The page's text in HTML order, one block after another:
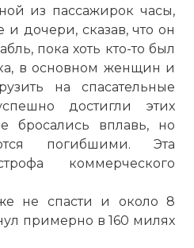
из пассажирок часы,
дочери, сказав, что он
пока хоть кто-то был
в основном женщин и
на спасательные
достигли этих
бросались вплавь, но
погибшими. Эта
коммерческого
не спасти и около 8
примерно в 160 милях